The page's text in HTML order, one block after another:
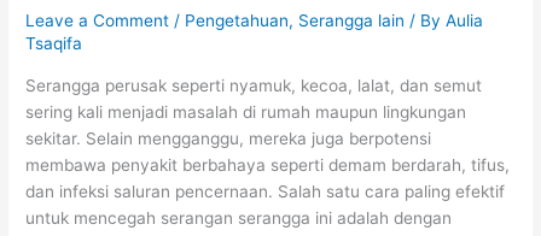
Leave a Comment / Pengetahuan, Serangga lain / ByAulia
Tsaqifa
Serangga perusak seperti nyamuk, kecoa, lalat, dan semut
sering kali menjadi masalah di rumah maupun lingkungan
sekitar. Selain mengganggu, mereka juga berpotensi
membawa penyakit berbahaya seperti demam berdarah, tifus,
dan infeksi saluran pencernaan. Salah satu cara paling efektif
untuk mencegah serangan serangga ini adalah dengan